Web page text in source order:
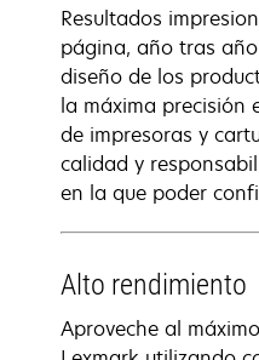
Resultados
página, año tras
diseño de los
la máxima precisión
de impresoras y
calidad y
en la que poder
Alto rendimiento
Aproveche al